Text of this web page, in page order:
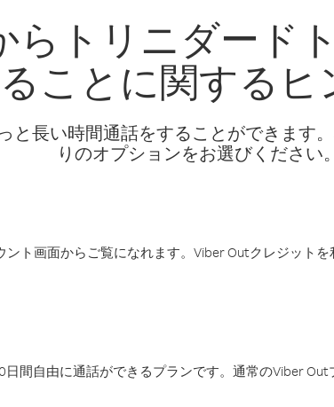
らトリニダード
ることに関するヒ
と長い時間通話をすることができます
りのオプションをお選びください。
ト画面からご覧になれます。Viber Outクレジット
間自由に通話ができるプランです。通常のViber